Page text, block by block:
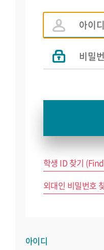
학생 ID 찾기
외대인 비밀번호
아이디